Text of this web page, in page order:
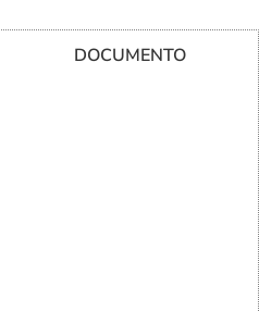
DOCUMENTO